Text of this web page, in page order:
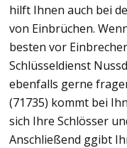
hilft Ihnen auch bei
von Einbrüchen.
besten vor
Schlüsseldienst
ebenfalls gerne
(71735) kommt bei
sich Ihre Schlösser
Anschließend ggibt